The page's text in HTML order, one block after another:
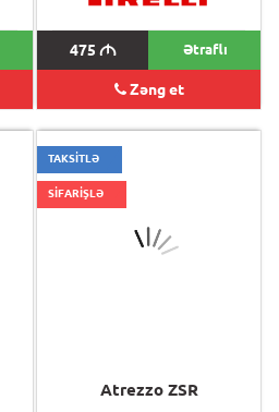
475 M Ətraflı
Zəng et
TAKSİTLƏ
SİFARİŞLƏ
Atrezzo ZSR